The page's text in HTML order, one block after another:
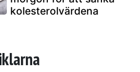
kolesterolvärdena